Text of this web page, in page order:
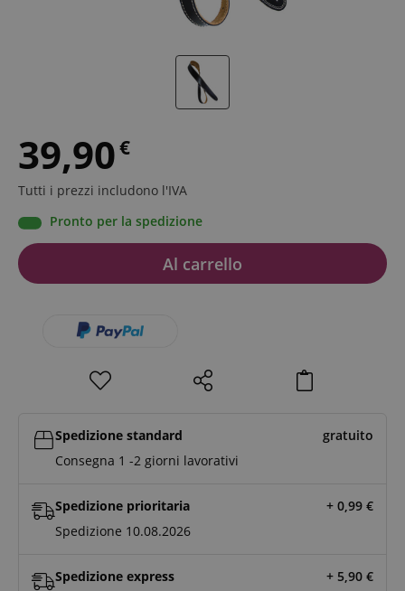
39,90€
Tutti i prezzi includono l'IVA
Pronto per la spedizione
Al carrello
Spedizione standard
gratuito
Consegna 1 -2 giorni lavorativi
Spedizione prioritaria + 0,99 €
Spedizione 10.08.2026
Spedizione express + 5,90 €